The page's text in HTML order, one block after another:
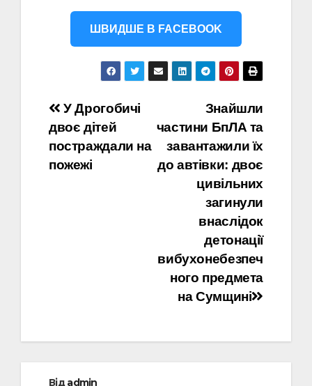
ШВИДШЕ В FACEBOOK
Навігація
записів
Знайшли
частини БпЛА та
завантажили їх
до автівки: двоє
цивільних
загинули
внаслідок
детонації
вибухонебезпеч
ного предмета
на Сумщині
У Дрогобичі
двоє дітей
постраждали на
пожежі
Відadmin